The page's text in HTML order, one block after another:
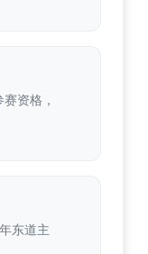
资格，
东道主